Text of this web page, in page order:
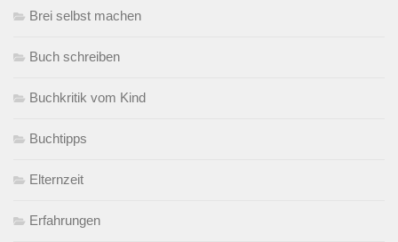
Brei selbst machen
Buch schreiben
Buchkritik vom Kind
Buchtipps
Elternzeit
Erfahrungen